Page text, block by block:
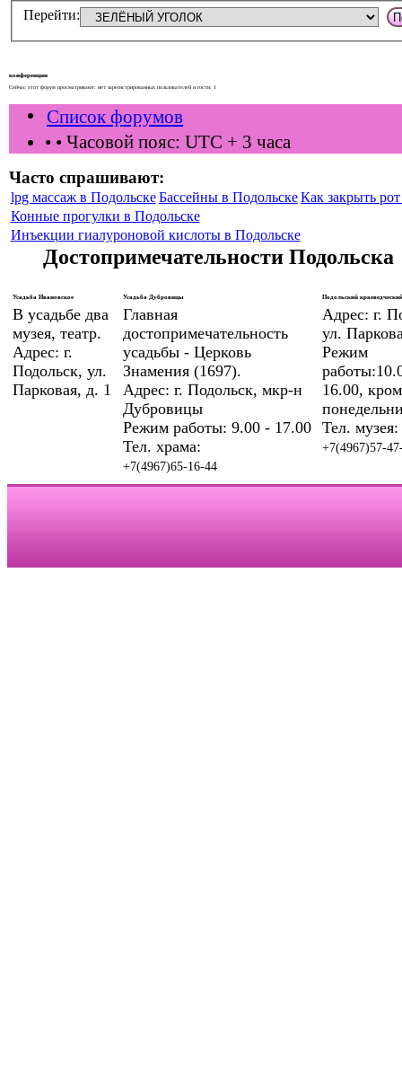
Перейти:
конференции
Сейчас этот форум просматривают: нет зарегистрированных пользователей и гости: 1
Список форумов
• • Часовой пояс: UTC + 3 часа
Часто спрашивают:
lpg массаж в Подольске Бассейны в ПодольскеКак закрыть
Конные прогулки в Подольске
Инъекции гиалуроновой кислоты в Подольске
Достопримечательности Подольска
Усадьба Ивановское
В усадьбе два
музея, театр.
Адрес: г.
Подольск, ул.
Парковая, д. 1
Усадьба Дубровицы
Главная
достопримечательность
усадьбы - Церковь
Знамения (1697).
Адрес: г. Подольск, мкр-н
Дубровицы
Режим работы: 9.00 - 17.00
Тел. храма:
+7(4967)65-16-44
Подольский
Адрес: г.
ул.
Режим
16.00,
Тел. музея:
+7(4967)57-